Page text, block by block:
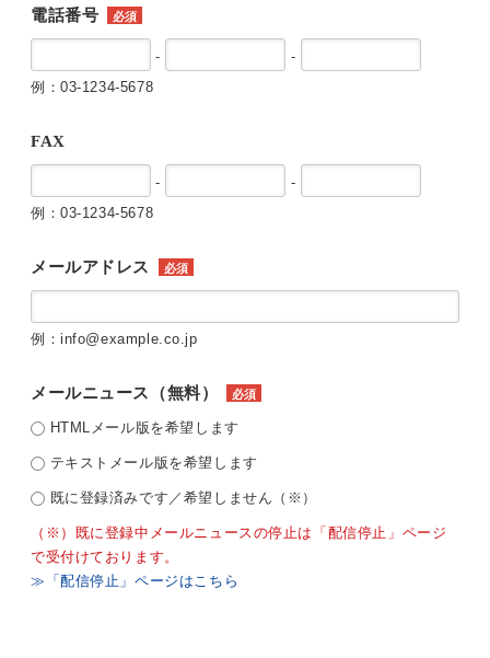
電話番号 必須
-
-
例：03-1234-5678
FAX
-
-
例：03-1234-5678
メールアドレス 必須
例：info@example.co.jp
メールニュース（無料） 必須
HTMLメール版を希望します
テキストメール版を希望します
既に登録済みです／希望しません（※）
（※）既に登録中メールニュースの停止は「配信停止」ページ
で受付けております。
≫「配信停止」ページはこちら